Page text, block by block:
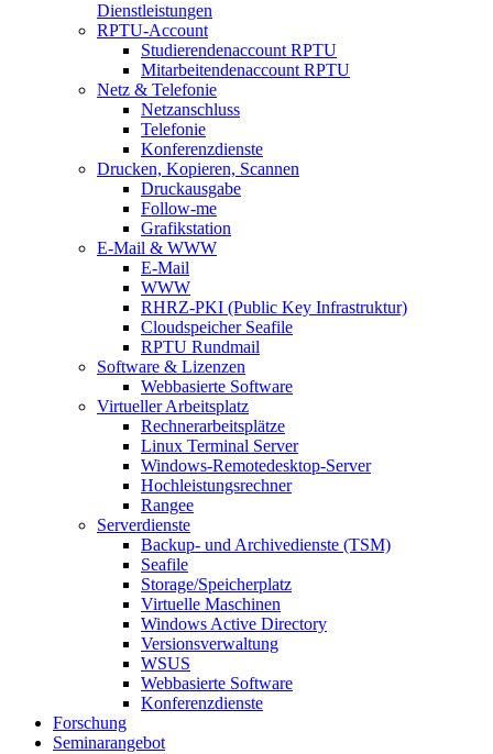
Dienstleistungen
RPTU-Account
Studierendenaccount RPTU
Mitarbeitendenaccount RPTU
Netz & Telefonie
Netzanschluss
Telefonie
Konferenzdienste
Drucken, Kopieren, Scannen
Druckausgabe
Follow-me
Grafikstation
E-Mail & WWW
E-Mail
WWW
RHRZ-PKI (Public Key Infrastruktur)
Cloudspeicher Seafile
RPTU Rundmail
Software & Lizenzen
Webbasierte Software
Virtueller Arbeitsplatz
Rechnerarbeitsplätze
Linux Terminal Server
Windows-Remotedesktop-Server
Hochleistungsrechner
Rangee
Serverdienste
Backup- und Archivedienste (TSM)
Seafile
Storage/Speicherplatz
Virtuelle Maschinen
Windows Active Directory
Versionsverwaltung
WSUS
Webbasierte Software
Konferenzdienste
Forschung
Seminarangebot